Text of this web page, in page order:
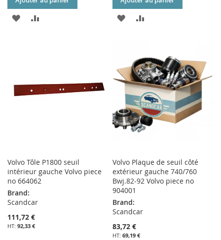
AJOUTER
D’ENVIE
AJOUTER
LISTE
D’ENVIE
Volvo Tôle P1800 seuil
intérieur gauche Volvo piece
no 664062
Brand:
Scandcar
111,72 €
92,33 €
Volvo Plaque de seuil côté
extérieur gauche 740/760
Bwj.82-92 Volvo piece no
904001
Brand:
Scandcar
83,72 €
69,19 €